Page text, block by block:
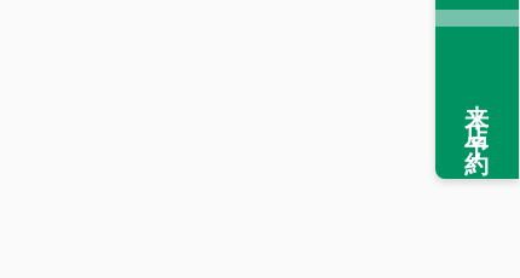
来店予約